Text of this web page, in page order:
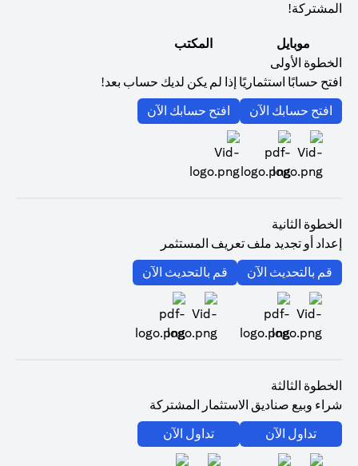
المشتركة!
موبايل
المكتب
الخطوة الأولى
افتح حسابًا استثماريًا إذا لم يكن لديك حساب بعد!
افتح حسابك الآن
افتح حسابك الآن
الخطوة الثانية
إعداد أو تجديد ملف تعريف المستثمر
قم بالتحديث الآن
قم بالتحديث الآن
الخطوة الثالثة
شراء وبيع صناديق الاستثمار المشتركة
تداول الآن
تداول الآن